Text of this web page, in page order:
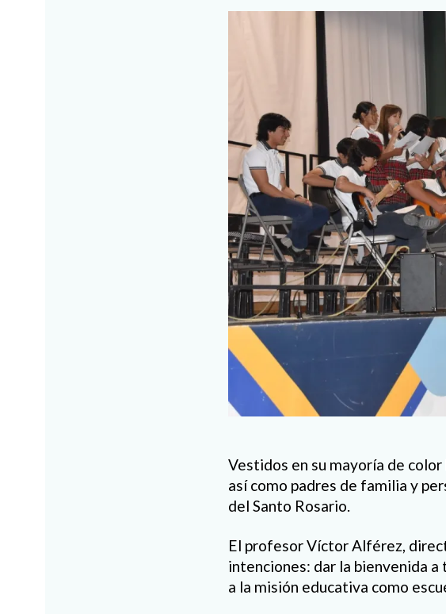
Vestidos en su mayoría de
así como padres de familia y
del Santo Rosario.
El profesor Víctor Alférez,
intenciones: dar la bienvenida
a la misión educativa como